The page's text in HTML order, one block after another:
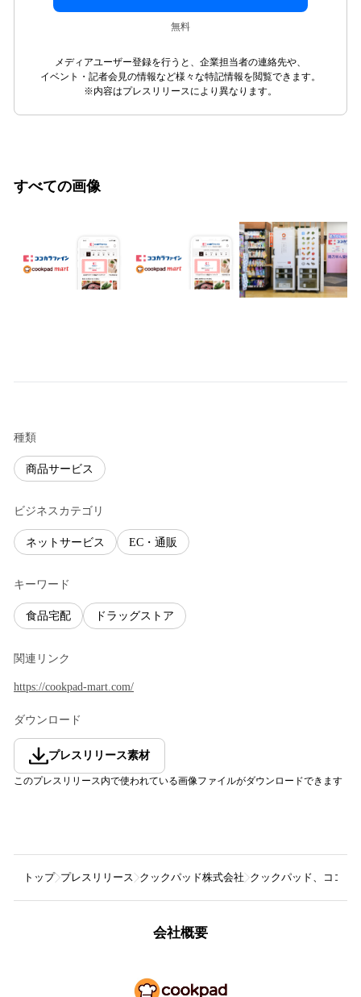
無料
メディアユーザー登録を行うと、企業担当者の連絡先や、
イベント・記者会見の情報など様々な特記情報を閲覧できます。
※内容はプレスリリースにより異なります。
すべての画像
種類
商品サービス
ビジネスカテゴリ
ネットサービス EC・通販
キーワード
食品宅配 ドラッグストア
関連リンク
https://cookpad-mart.com/
ダウンロード
プレスリリース素材
このプレスリリース内で使われている画像ファイルがダウンロードできます
トップ プレスリリース クックパッド株式会社 クックパッド、ココカ
会社概要